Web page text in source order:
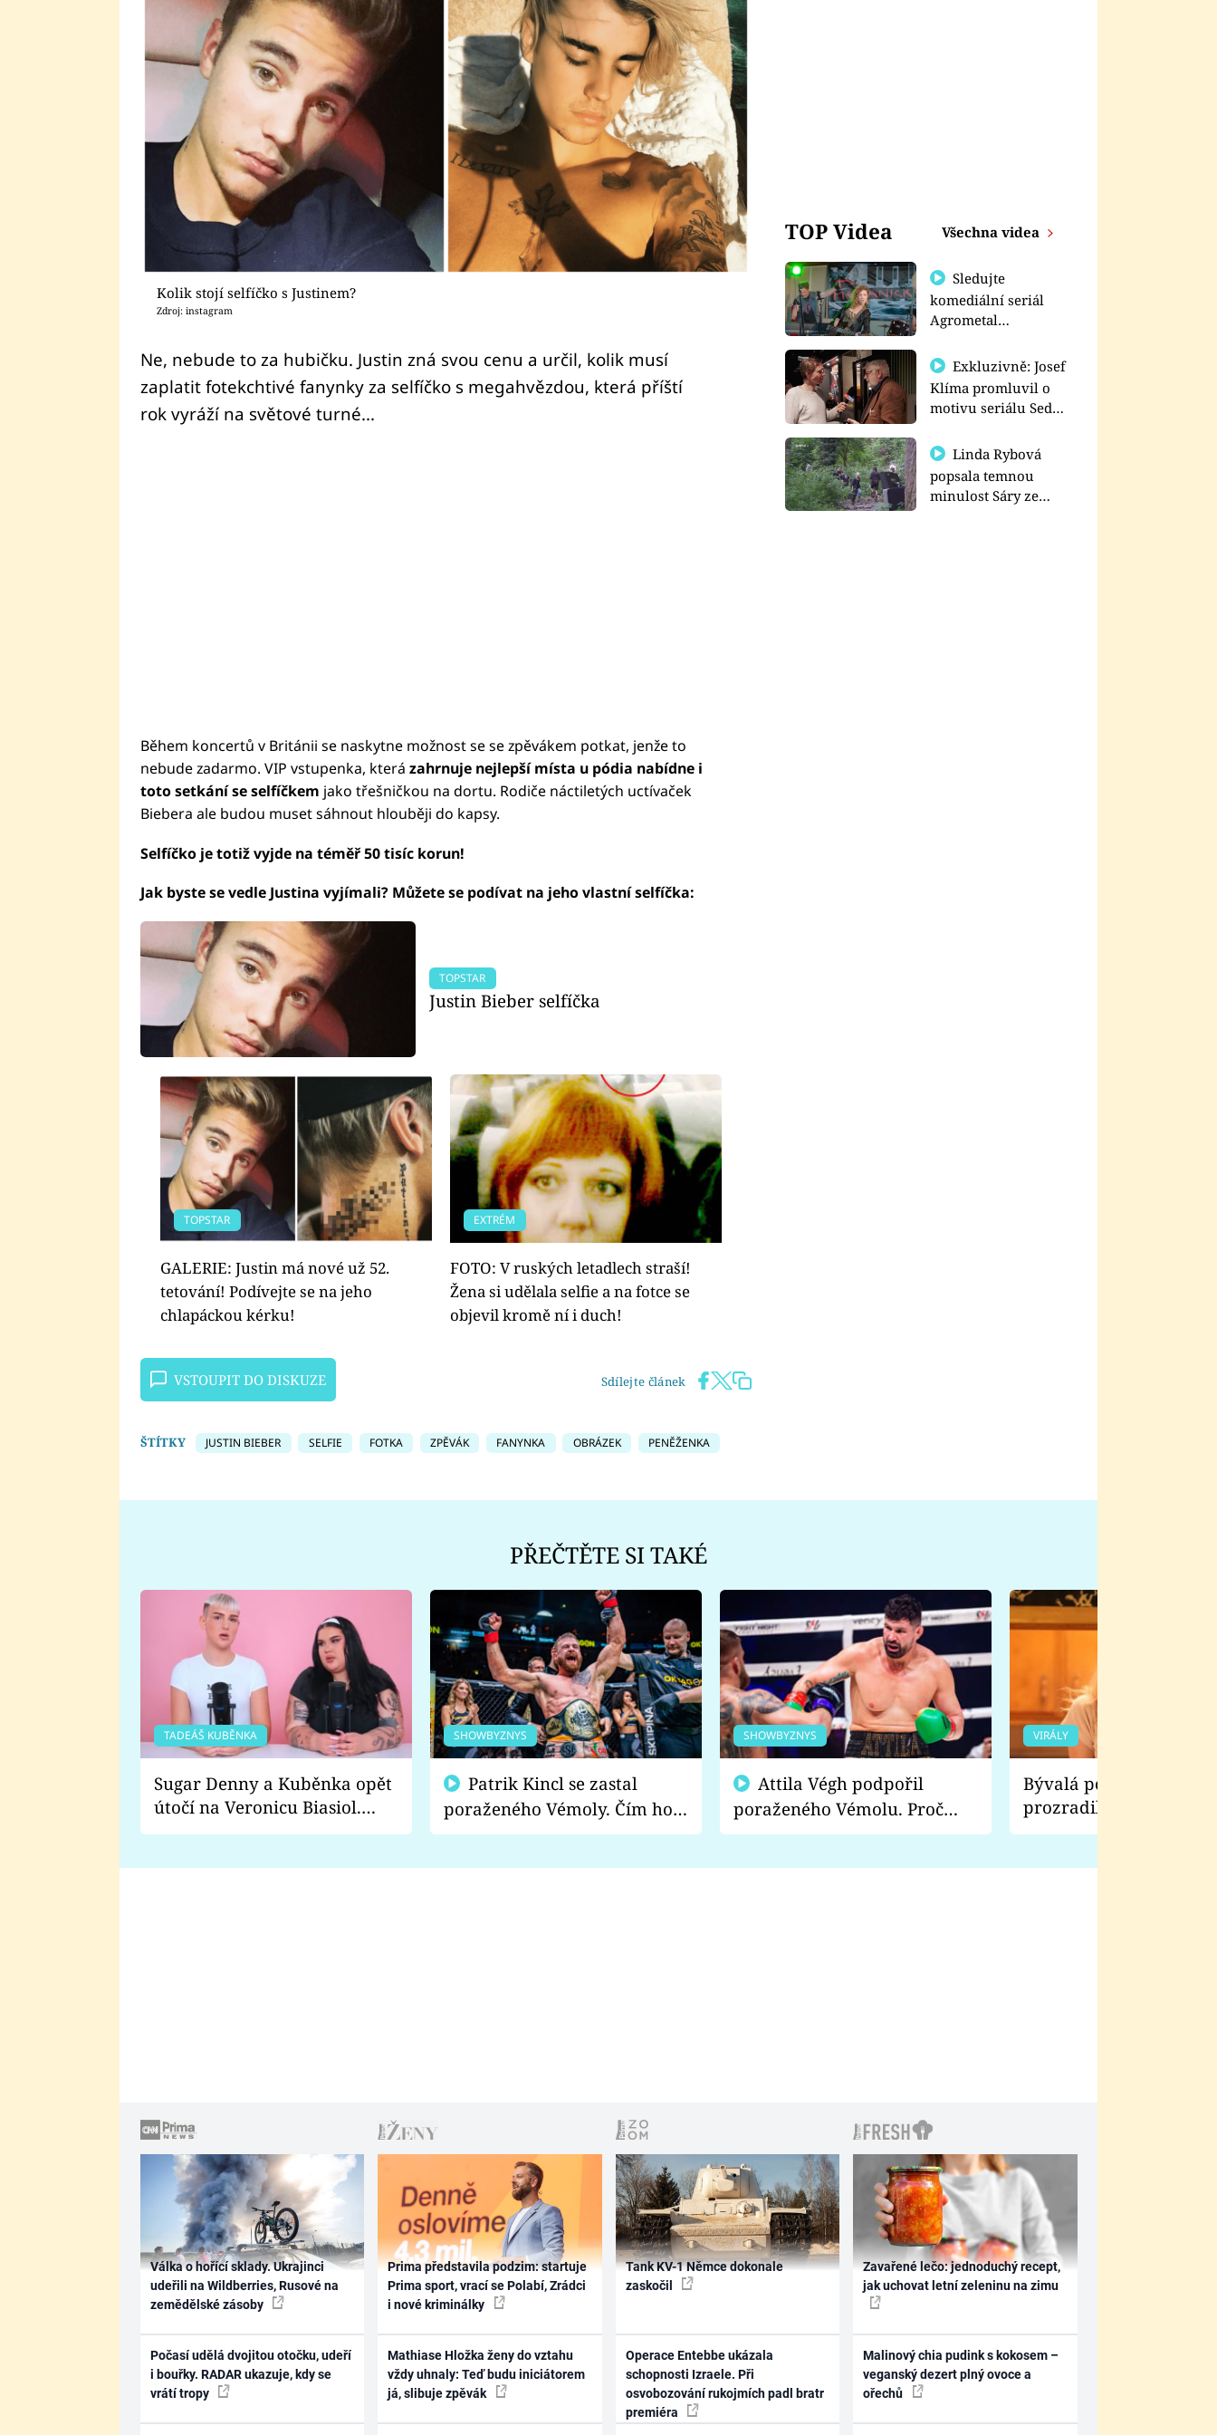
Kolik stojí selfíčko s Justinem?
Zdroj: instagram
Ne, nebude to za hubičku. Justin zná svou cenu a určil, kolik musí
zaplatit fotekchtivé fanynky za selfíčko s megahvězdou, která příští
rok vyráží na světové turné...
Během koncertů v Británii se naskytne možnost se se zpěvákem potkat, jenže to
nebude zadarmo. VIP vstupenka, která zahrnuje nejlepší místa u pódia nabídne i
toto setkání se selfíčkem jako třešničkou na dortu. Rodiče náctiletých uctívaček
Biebera ale budou muset sáhnout hlouběji do kapsy.
Selfíčko je totiž vyjde na téměř 50 tisíc korun!
Jak byste se vedle Justina vyjímali? Můžete se podívat na jeho vlastní selfíčka:
TOPSTAR
Justin Bieber selfíčka
TOPSTAR
GALERIE: Justin má nové už 52.
tetování! Podívejte se na jeho
chlapáckou kérku!
EXTRÉM
FOTO: V ruských letadlech straší!
Žena si udělala selfie a na fotce se
objevil kromě ní i duch!
VSTOUPIT DO DISKUZE Sdílejte článek
ŠTÍTKY JUSTIN BIEBER SELFIE FOTKA ZPĚVÁK FANYNKA OBRÁZEK PENĚŽENKA
TOP Videa Všechna videa
Sledujte
komediální seriál
Agrometal
prima+
Exkluzivně: Josef
Klíma promluvil o
motivu seriálu Sedm
Linda Rybová
popsala temnou
minulost Sáry ze
PŘEČTĚTE SI TAKÉ
TADEÁŠ KUBĚNKA
Sugar Denny a Kuběnka opět
útočí na Veronicu Biasiol.
Proč je podle nich falešná a
SHOWBYZNYS
poraženého Vémoly. Čím ho
fanoušci naštvali?
SHOWBYZNYS
poraženého Vémolu. Proč
chce raději zápasit s ním než
VIRÁLY
Bývalá pornoherečka
prozradila, co ji
natáčení Euforie.
Válka o hořící sklady. Ukrajinci
udeřili na Wildberries, Rusové na
zemědělské zásoby
Počasí udělá dvojitou otočku, udeří
i bouřky. RADAR ukazuje, kdy se
vrátí tropy
Prima představila podzim: startuje
Prima sport, vrací se Polabí, Zrádci
i nové kriminálky
Mathiase Hložka ženy do vztahu
vždy uhnaly: Teď budu iniciátorem
já, slibuje zpěvák
Tank KV-1 Němce dokonale
zaskočil
Operace Entebbe ukázala
schopnosti Izraele. Při
osvobozování rukojmích padl bratr
premiéra
Zavařené lečo: jednoduchý recept,
jak uchovat letní zeleninu na zimu
Malinový chia pudink s kokosem –
veganský dezert plný ovoce a
ořechů